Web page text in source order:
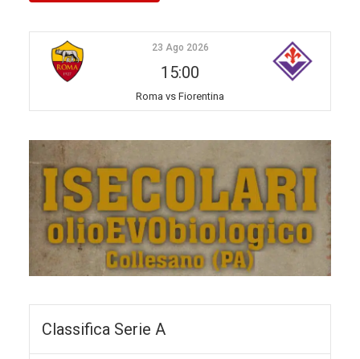
23 Ago 2026
15:00
Roma vs Fiorentina
Classifica Serie A